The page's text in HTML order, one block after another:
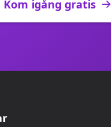
Kom igång gratis